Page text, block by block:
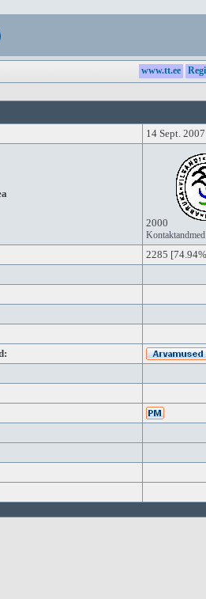
www.tt.ee
14 Sept. 2007
2000
2285